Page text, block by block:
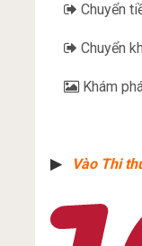
Chuyển
Chuyển
Khám
▶︎ Vào Thi